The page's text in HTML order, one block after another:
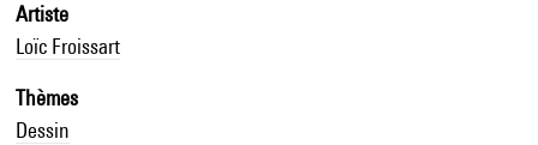
Artiste
Loïc Froissart
Thèmes
Dessin